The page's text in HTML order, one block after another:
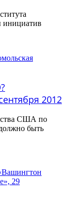
инициатив
2012
США по
быть